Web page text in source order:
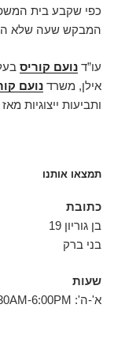
כפי שקבע בית
המבקש שעה שלא
עו”ד נועם קוריס
אילן, משרד נועם
ותביעות ייצוגיות מאז
תמצאו אותנו
כתובת
בן גוריון 19
בני ברק
שעות
א'-ה': 8:30AM-6:00PM